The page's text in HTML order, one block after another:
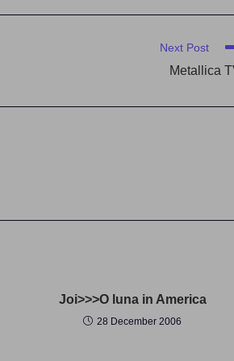
Next Post
Metallica
Joi>>>O luna in America
28 December 2006